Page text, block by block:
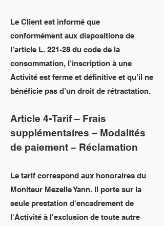
Le Client est informé que
conformément aux dispositions de
l’article L. 221-28 du code de la
consommation, l’inscription à une
Activité est ferme et définitive et qu’il ne
bénéficie pas d’un droit de rétractation.
Article 4-Tarif – Frais
supplémentaires – Modalités
de paiement – Réclamation
Le tarif correspond aux honoraires du
Moniteur Mezelle Yann. Il porte sur la
seule prestation d'encadrement de
l'Activité à l'exclusion de toute autre